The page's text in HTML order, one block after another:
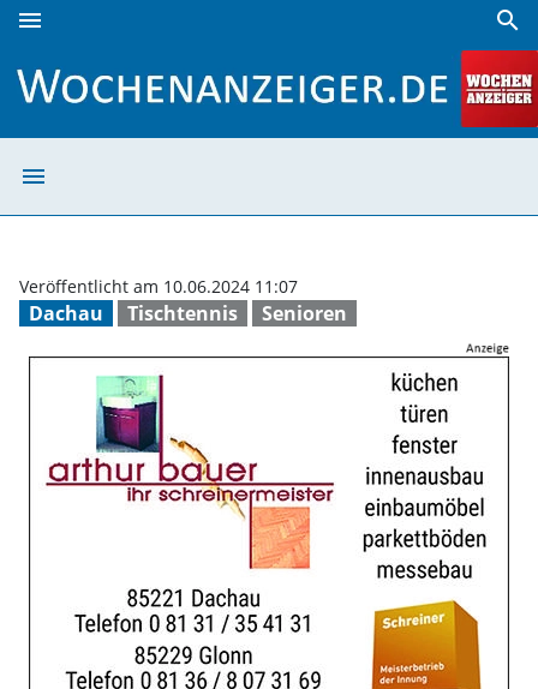
menu search
menu
Dachau Tischtennis Senioren
Veröffentlicht am 10.06.2024 11:07